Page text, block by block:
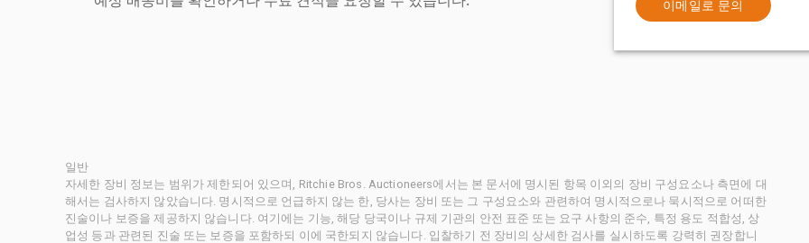
이메일로 문의
일반
자세한 장비 정보는 범위가 제한되어 있으며, Ritchie Bros. Auctioneers에서는 본 문서에 명시된 항목 이외의 장비 구성요소나 측면에 대
해서는 검사하지 않았습니다. 명시적으로 언급하지 않는 한, 당사는 장비 또는 그 구성요소와 관련하여 명시적으로나 묵시적으로 어떠한
진술이나 보증을 제공하지 않습니다. 여기에는 기능, 해당 당국이나 규제 기관의 안전 표준 또는 요구 사항의 준수, 특정 용도 적합성, 상
업성 등과 관련된 진술 또는 보증을 포함하되 이에 국한되지 않습니다. 입찰하기 전 장비의 상세한 검사를 실시하도록 강력히 권장합니